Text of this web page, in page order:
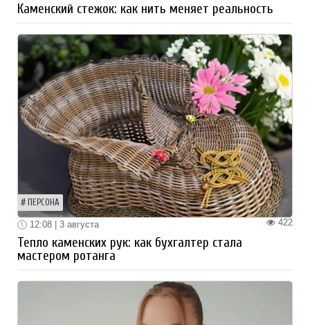
Каменский стежок: как нить меняет реальность
ПЕРСОНА
422
12:08 | 3 августа
Тепло каменских рук: как бухгалтер стала
мастером ротанга